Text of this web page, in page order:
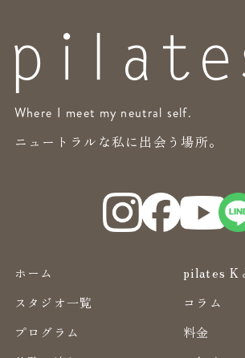
Where I meet my neutral self.
ニュートラルな私に出会う場所。
ホーム
pilates K
スタジオ一覧
コラム
プログラム
料金